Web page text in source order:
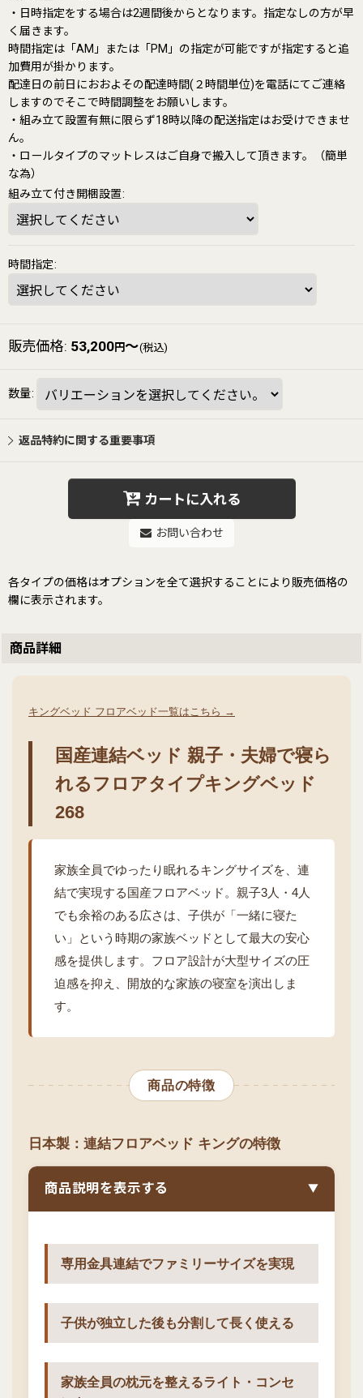
・日時指定をする場合は2週間後からとなります。指定なしの方が早
く届きます。
時間指定は「AM」または「PM」の指定が可能ですが指定すると追
加費用が掛かります。
配達日の前日におおよその配達時間(２時間単位)を電話にてご連絡
しますのでそこで時間調整をお願いします。
・組み立て設置有無に限らず18時以降の配送指定はお受けできませ
ん。
・ロールタイプのマットレスはご自身で搬入して頂きます。（簡単
な為）
組み立て付き開梱設置:
時間指定:
販売価格: 53,200円～(税込)
数量:
返品特約に関する重要事項
カートに入れる
お問い合わせ
各タイプの価格はオプションを全て選択することにより販売価格の
欄に表示されます。
商品詳細
キングベッド フロアベッド一覧はこちら →
国産連結ベッド 親子・夫婦で寝ら
れるフロアタイプキングベッド
268
家族全員でゆったり眠れるキングサイズを、連
結で実現する国産フロアベッド。親子3人・4人
でも余裕のある広さは、子供が「一緒に寝た
い」という時期の家族ベッドとして最大の安心
感を提供します。フロア設計が大型サイズの圧
迫感を抑え、開放的な家族の寝室を演出しま
す。
商品の特徴
日本製：連結フロアベッド キングの特徴
商品説明を表示する ▼
専用金具連結でファミリーサイズを実現
子供が独立した後も分割して長く使える
家族全員の枕元を整えるライト・コンセ